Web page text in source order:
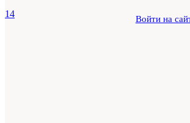
Войти на
14